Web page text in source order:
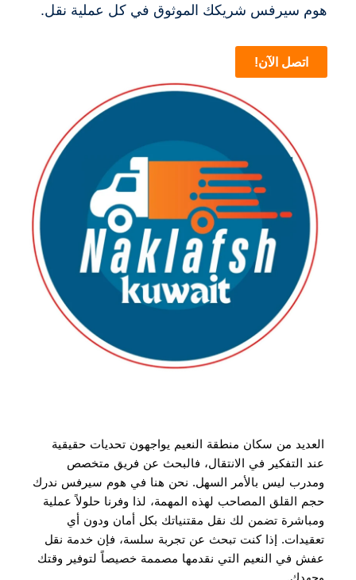
هوم سيرفس شريكك الموثوق في كل عملية نقل.
اتصل الآن!
العديد من سكان منطقة النعيم يواجهون تحديات حقيقية
عند التفكير في الانتقال، فالبحث عن فريق متخصص
ومدرب ليس بالأمر السهل. نحن هنا في هوم سيرفس ندرك
حجم القلق المصاحب لهذه المهمة، لذا وفرنا حلولاً عملية
ومباشرة تضمن لك نقل مقتنياتك بكل أمان ودون أي
تعقيدات. إذا كنت تبحث عن تجربة سلسة، فإن خدمة نقل
عفش في النعيم التي نقدمها مصممة خصيصاً لتوفير وقتك